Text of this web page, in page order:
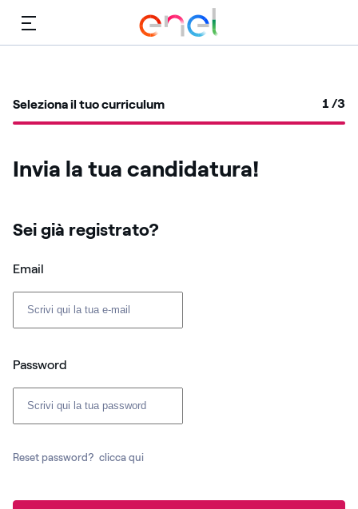
Menù
Seleziona il tuo curriculum 1 /3
Invia la tua candidatura!
Sei già registrato? ​
Login: user e password
Email
Password
Reset password? clicca qui